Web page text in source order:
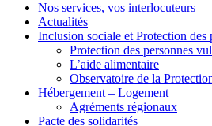
Nos services, vos interlocuteurs
Actualités
Inclusion sociale et Protection des
Protection des personnes
L’aide alimentaire
Observatoire de la
Hébergement – Logement
Agréments régionaux
Pacte des solidarités